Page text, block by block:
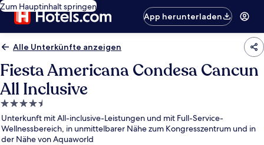
Zum Hauptinhalt springen
App herunterladen
Alle Unterkünfte anzeigen
Fiesta Americana Condesa Cancun
All Inclusive
4.5-
Sterne-
Unterkunft
Unterkunft mit All-inclusive-Leistungen und mit Full-Service-
Wellnessbereich, in unmittelbarer Nähe zum Kongresszentrum und in
der Nähe von Aquaworld